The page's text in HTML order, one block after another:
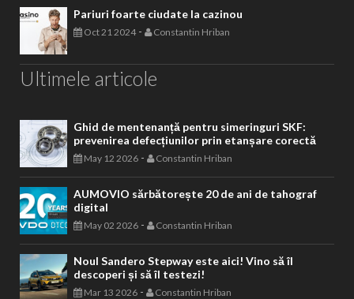
Pariuri foarte ciudate la cazinou
Oct 21 2024- Constantin Hriban
Ultimele articole
Ghid de mentenanță pentru simeringuri SKF:
prevenirea defecțiunilor prin etanșare corectă
May 12 2026 - Constantin Hriban
AUMOVIO sărbătorește 20 de ani de tahograf
digital
May 02 2026 - Constantin Hriban
Noul Sandero Stepway este aici! Vino să îl
descoperi și să îl testezi!
Mar 13 2026 - Constantin Hriban